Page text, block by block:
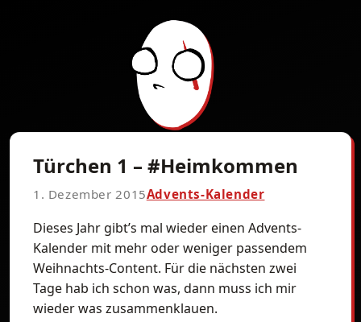
Türchen 1 – #Heimkommen
1. Dezember 2015Advents-Kalender
Dieses Jahr gibt’s mal wieder einen Advents-
Kalender mit mehr oder weniger passendem
Weihnachts-Content. Für die nächsten zwei
Tage hab ich schon was, dann muss ich mir
wieder was zusammenklauen.